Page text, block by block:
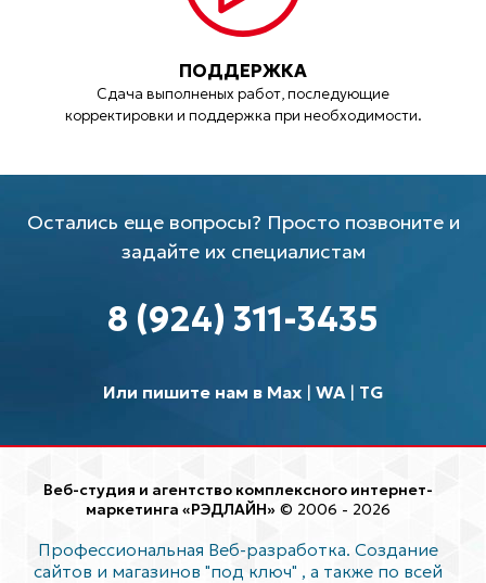
ПОДДЕРЖКА
Сдача выполненых работ, последующие
корректировки и поддержка при необходимости.
Остались еще вопросы? Просто позвоните и
задайте их специалистам
8 (924) 311-3435
Или пишите нам в Max| WA| TG
Веб-студия и агентство комплексного интернет-
маркетинга «РЭДЛАЙН» © 2006 - 2026
Профессиональная Веб-разработка. Создание
сайтов и магазинов "под ключ" , а также по всей